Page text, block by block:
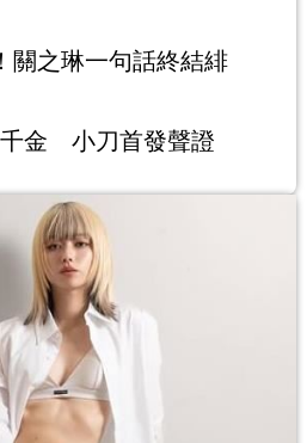
關之琳一句話終結緋
金 小刀首發聲證